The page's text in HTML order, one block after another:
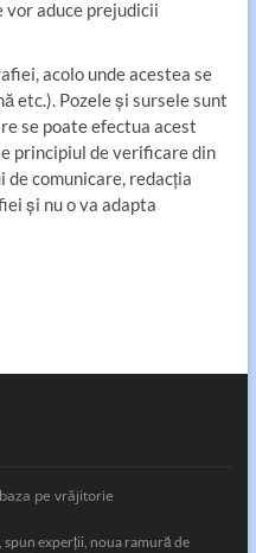
vor aduce prejudicii
acolo unde acestea se
etc.). Pozele și sursele sunt
se poate efectua acest
principiul de verificare din
comunicare, redacția
și nu o va adapta
pe vrăjitorie
experții, noua ramură de